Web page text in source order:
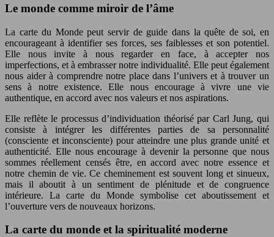
Le monde comme miroir de l’âme
La carte du Monde peut servir de guide dans la quête de soi, en
encourageant à identifier ses forces, ses faiblesses et son potentiel.
Elle nous invite à nous regarder en face, à accepter nos
imperfections, et à embrasser notre individualité. Elle peut également
nous aider à comprendre notre place dans l’univers et à trouver un
sens à notre existence. Elle nous encourage à vivre une vie
authentique, en accord avec nos valeurs et nos aspirations.
Elle reflète le processus d’individuation théorisé par Carl Jung, qui
consiste à intégrer les différentes parties de sa personnalité
(consciente et inconsciente) pour atteindre une plus grande unité et
authenticité. Elle nous encourage à devenir la personne que nous
sommes réellement censés être, en accord avec notre essence et
notre chemin de vie. Ce cheminement est souvent long et sinueux,
mais il aboutit à un sentiment de plénitude et de congruence
intérieure. La carte du Monde symbolise cet aboutissement et
l’ouverture vers de nouveaux horizons.
La carte du monde et la spiritualité moderne